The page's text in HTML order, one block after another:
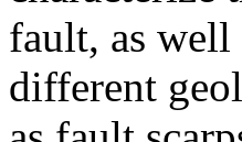
fault, as well
different